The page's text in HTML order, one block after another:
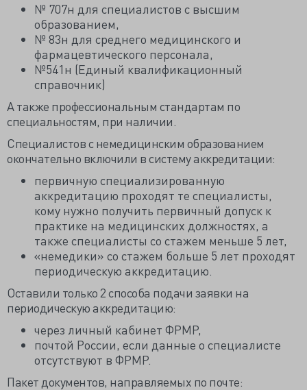
№ 707н для специалистов с высшим
образованием,
№ 83н для среднего медицинского и
фармацевтического персонала,
№541н (Единый квалификационный
справочник)
А также профессиональным стандартам по
специальностям, при наличии.
Специалистов с немедицинским образованием
окончательно включили в систему аккредитации:
первичную специализированную
аккредитацию проходят те специалисты,
кому нужно получить первичный допуск к
практике на медицинских должностях, а
также специалисты со стажем меньше 5 лет,
«немедики» со стажем больше 5 лет проходят
периодическую аккредитацию.
Оставили только 2 способа подачи заявки на
периодическую аккредитацию:
через личный кабинет ФРМР,
почтой России, если данные о специалисте
отсутствуют в ФРМР.
Пакет документов, направляемых по почте: